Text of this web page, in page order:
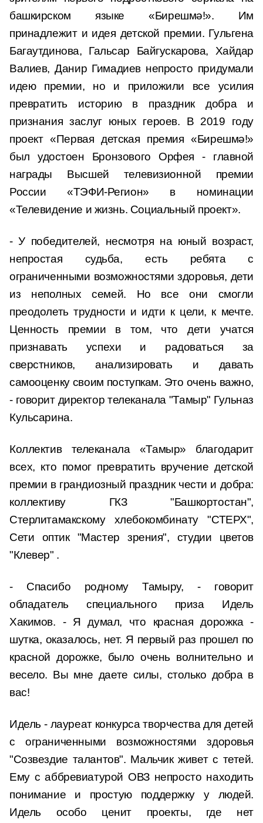
башкирском языке «Бирешмә!». Им
принадлежит и идея детской премии. Гульгена
Багаутдинова, Гальсар Байгускарова, Хайдар
Валиев, Данир Гимадиев непросто придумали
идею премии, но и приложили все усилия
превратить историю в праздник добра и
признания заслуг юных героев. В 2019 году
проект «Первая детская премия «Бирешмә!»
был удостоен Бронзового Орфея - главной
награды Высшей телевизионной премии
России «ТЭФИ-Регион» в номинации
«Телевидение и жизнь. Социальный проект».
- У победителей, несмотря на юный возраст,
непростая судьба, есть ребята с
ограниченными возможностями здоровья, дети
из неполных семей. Но все они смогли
преодолеть трудности и идти к цели, к мечте.
Ценность премии в том, что дети учатся
признавать успехи и радоваться за
сверстников, анализировать и давать
самооценку своим поступкам. Это очень важно,
- говорит директор телеканала "Тамыр" Гульназ
Кульсарина.
Коллектив телеканала «Тамыр» благодарит
всех, кто помог превратить вручение детской
премии в грандиозный праздник чести и добра:
коллективу ГКЗ "Башкортостан",
Стерлитамакскому хлебокомбинату "СТЕРХ",
Сети оптик "Мастер зрения", студии цветов
"Клевер" .
- Спасибо родному Тамыру, - говорит
обладатель специального приза Идель
Хакимов. - Я думал, что красная дорожка -
шутка, оказалось, нет. Я первый раз прошел по
красной дорожке, было очень волнительно и
весело. Вы мне даете силы, столько добра в
вас!
Идель - лауреат конкурса творчества для детей
с ограниченными возможностями здоровья
"Созвездие талантов". Мальчик живет с тетей.
Ему с аббревиатурой ОВЗ непросто находить
понимание и простую поддержку у людей.
Идель особо ценит проекты, где нет